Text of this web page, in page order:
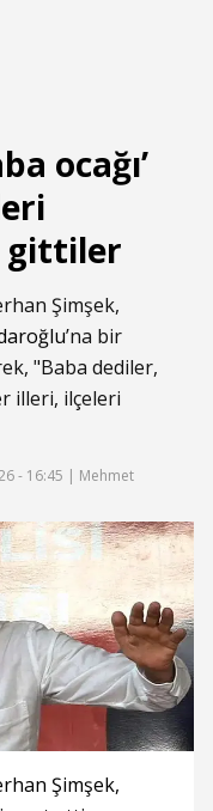
ocağı’
gittiler
Şimşek,
’na bir
"Baba dediler,
illeri, ilçeleri
- 16:45 | Mehmet
Şimşek,